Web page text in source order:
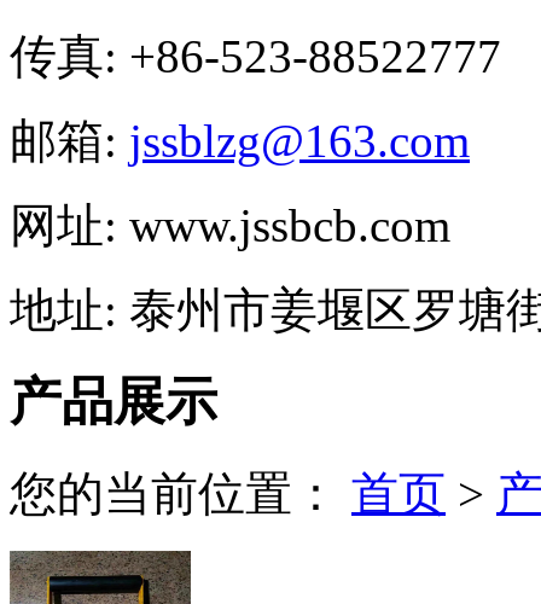
传真: +86-523-88522777
邮箱: jssblzg@163.com
网址: www.jssbcb.com
地址: 泰州市姜堰区罗塘
产品展示
您的当前位置： 首页 >